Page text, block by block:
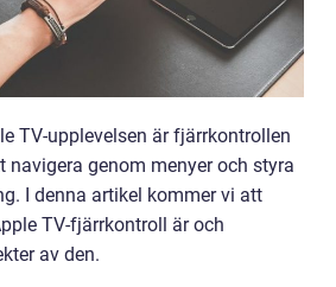
TV-upplevelsen är fjärrkontrollen
genom menyer och styra
I denna artikel kommer vi att
TV-fjärrkontroll är och
av den.